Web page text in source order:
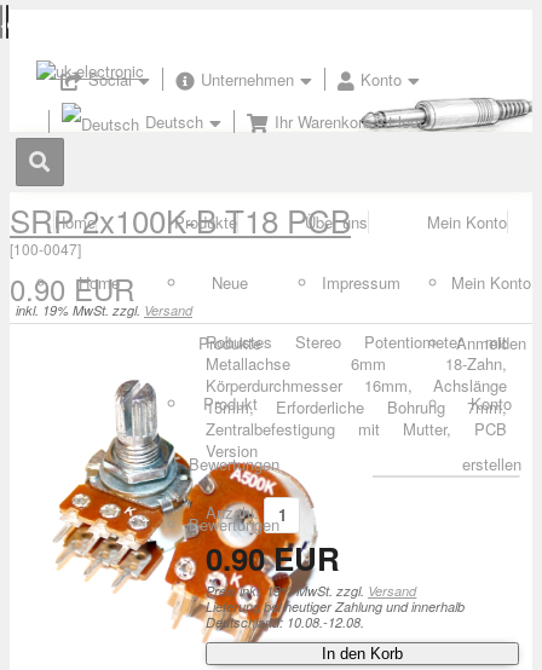
Social Unternehmen
Konto
Deutsch
Ihr Warenkorb ist leer
Home
Home
Produkte
Neue
Produkte
Produkt
Bewertungen
Bewertungen
Über uns
Impressum
Mein Konto
Mein Konto
Anmelden
Konto
erstellen
SRP 2x100K-B T18 PCB
[100-0047]
0.90 EUR
inkl. 19% MwSt. zzgl. Versand
Robustes Stereo Potentiometer mit
Metallachse 6mm 18-Zahn,
Körperdurchmesser 16mm, Achslänge
15mm, Erforderliche Bohrung 7mm,
Zentralbefestigung mit Mutter, PCB
Version
Anzahl:
0.90 EUR
Preis inkl. 19% MwSt. zzgl. Versand
Lieferung bei heutiger Zahlung und innerhalb
Deutschland: 10.08.-12.08.
In den Korb